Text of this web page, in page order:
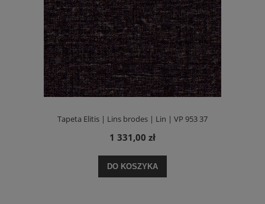
Tapeta Elitis | Lins brodes | Lin | VP 953 37
1 331,00 zł
DO KOSZYKA